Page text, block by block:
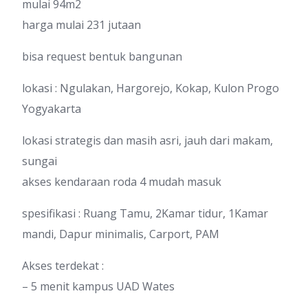
mulai 94m2
harga mulai 231 jutaan
bisa request bentuk bangunan
lokasi : Ngulakan, Hargorejo, Kokap, Kulon Progo
Yogyakarta
lokasi strategis dan masih asri, jauh dari makam,
sungai
akses kendaraan roda 4 mudah masuk
spesifikasi : Ruang Tamu, 2Kamar tidur, 1Kamar
mandi, Dapur minimalis, Carport, PAM
Akses terdekat :
– 5 menit kampus UAD Wates